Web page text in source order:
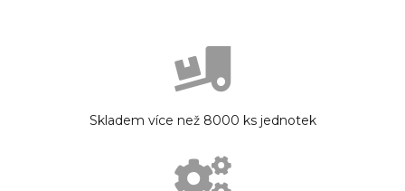
Skladem více než 8000 ks jednotek